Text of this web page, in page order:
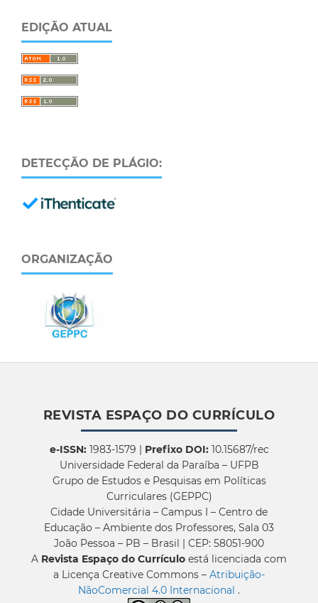
EDIÇÃO ATUAL
DETECÇÃO DE PLÁGIO:
ORGANIZAÇÃO
REVISTA ESPAÇO DO CURRÍCULO
e-ISSN:1983-1579 | Prefixo DOI:10.15687/rec
Universidade Federal da Paraíba – UFPB
Grupo de Estudos e Pesquisas em Políticas
Curriculares (GEPPC)
Cidade Universitária – Campus I – Centro de
Educação – Ambiente dos Professores, Sala 03
João Pessoa – PB – Brasil | CEP: 58051-900
A Revista Espaço do Currículo está licenciada com
a Licença Creative Commons – Atribuição-
NãoComercial 4.0 Internacional .